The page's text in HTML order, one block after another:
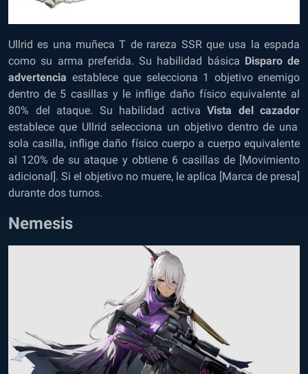
Ullrid es una muñeca T de rareza SSR que usa la espada
como su arma preferida. Su habilidad básica Disparo de
advertencia establece que selecciona 1 objetivo enemigo
dentro de 5 casillas y le inflige daño físico equivalente al
80% del ataque. Su habilidad activa Vista del cazador
establece que Ullrid selecciona un objetivo dentro de una
sola casilla, inflige daño físico cuerpo a cuerpo equivalente
al 120% de su ataque y obtiene 6 casillas de [Movimiento
adicional]. Si el objetivo no muere, le aplica [Marca de presa]
durante dos turnos.
Nemesis